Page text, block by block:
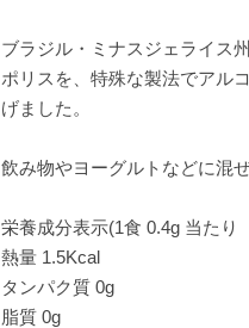
ブラジル・ミナスジェライス
ポリスを、特殊な製法でアル
げました。
飲み物やヨーグルトなどに混
栄養成分表示(1食 0.4g 当た
熱量 1.5Kcal
タンパク質 0g
脂質 0g